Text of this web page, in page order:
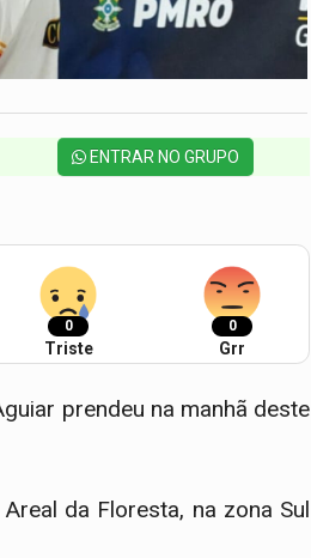
ENTRAR NO GRUPO
0
Triste
0
Grr
prendeu na manhã deste
da Floresta, na zona Sul